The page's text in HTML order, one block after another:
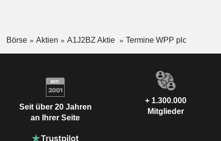
Börse Aktien A1J2BZ Aktie Termine WPP plc
Seit über 20 Jahren
an Ihrer Seite
+ 1.300.000
Mitglieder